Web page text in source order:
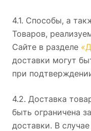
4.1. Способы, а
Товаров,
Сайте в разделе
доставки могут
при
4.2. Доставка
быть ограничена
доставки. В